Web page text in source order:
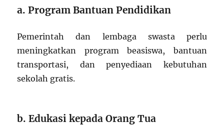
a. Program Bantuan Pendidikan
Pemerintah dan lembaga swasta perlu
meningkatkan program beasiswa, bantuan
transportasi, dan penyediaan kebutuhan
sekolah gratis.
b. Edukasi kepada Orang Tua